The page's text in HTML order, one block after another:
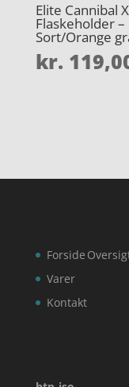
Elite Cannibal
Flaskeholder –
Sort/Orange
kr.
Forside
Varer
Kontakt